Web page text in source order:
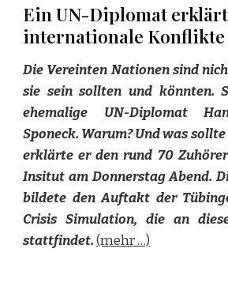
Ein UN-Diplomat
internationale Konflikte
Die Vereinten Nationen sind
sie sein sollten und könnten.
ehemalige UN-Diplomat
Sponeck. Warum? Und was
erklärte er den rund 70
Insitut am Donnerstag Abend.
bildete den Auftakt der
Crisis Simulation, die an
stattfindet.(mehr …)